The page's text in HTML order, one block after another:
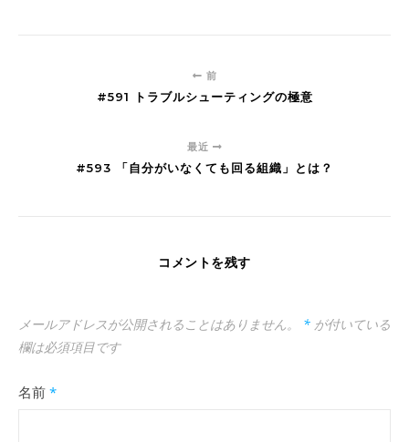
前
#591 トラブルシューティングの極意
最近
#593 「自分がいなくても回る組織」とは？
コメントを残す
メールアドレスが公開されることはありません。 * が付いている
欄は必須項目です
名前 *